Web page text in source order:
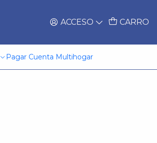
ACCESO CARRO
Pagar Cuenta Multihogar